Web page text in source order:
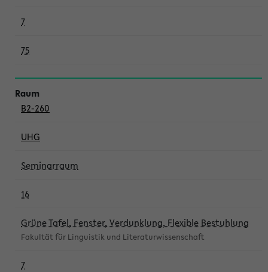
7
75
B2-260
UHG
Seminarraum
16
Grüne Tafel, Fenster, Verdunklung, Flexible Bestuhlung
Fakultät für Linguistik und Literaturwissenschaft
7